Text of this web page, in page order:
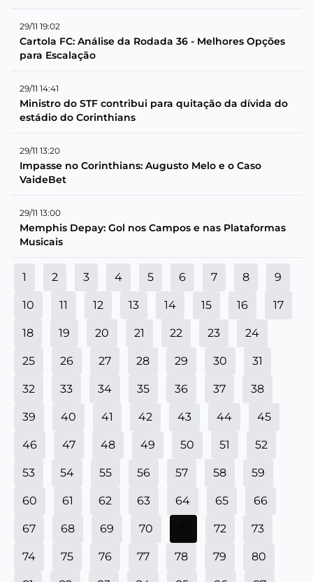
29/11 19:02
Cartola FC: Análise da Rodada 36 - Melhores Opções
para Escalação
29/11 14:41
Ministro do STF contribui para quitação da dívida do
estádio do Corinthians
29/11 13:20
Impasse no Corinthians: Augusto Melo e o Caso
VaideBet
29/11 13:00
Memphis Depay: Gol nos Campos e nas Plataformas
Musicais
1 2 3 4 5 6 7 8 9
10 11 12 13 14 15 16 17
18 19 20 21 22 23 24
25 26 27 28 29 30 31
32 33 34 35 36 37 38
39 40 41 42 43 44 45
46 47 48 49 50 51 52
53 54 55 56 57 58 59
60 61 62 63 64 65 66
67 68 69 70 72 73
74 75 76 77 78 79 80